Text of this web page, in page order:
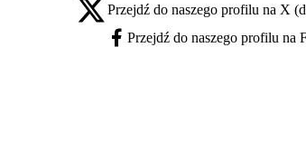
X - otwiera się w nowej karcie
Przejdź do naszego profilu na X
Facebook - otwiera się w nowej karcie
Przejdź do naszego profilu na